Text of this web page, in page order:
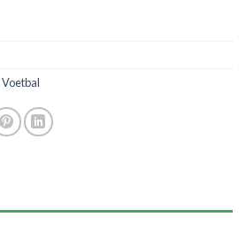
Voetbal